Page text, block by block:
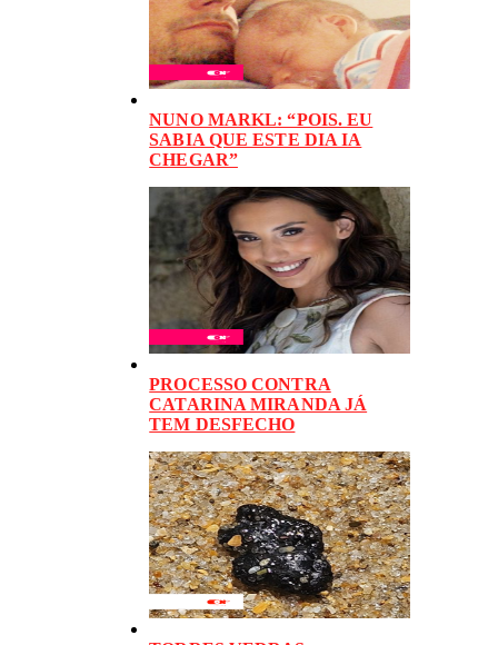
NUNO MARKL: “POIS. EU
SABIA QUE ESTE DIA IA
CHEGAR”
PROCESSO CONTRA
CATARINA MIRANDA JÁ
TEM DESFECHO